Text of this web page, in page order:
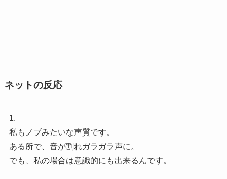
ネットの反応
1.
私もノブみたいな声質です。
ある所で、音が割れガラガラ声に。
でも、私の場合は意識的にも出来るんです。